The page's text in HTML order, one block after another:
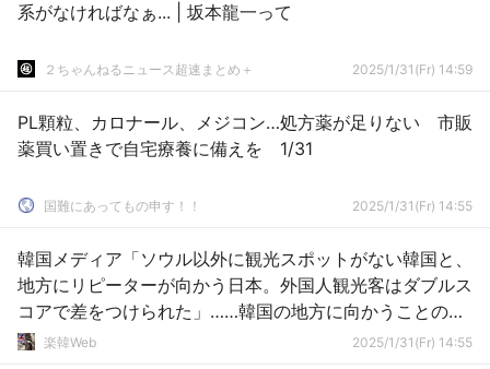
系がなければなぁ... | 坂本龍一って
２ちゃんねるニュース超速まとめ＋ 2025/1/31(Fr) 14:59
PL顆粒、カロナール、メジコン…処方薬が足りない 市販
薬買い置きで自宅療養に備えを 1/31
国難にあってもの申す！！ 2025/1/31(Fr) 14:55
韓国メディア「ソウル以外に観光スポットがない韓国と、
地方にリピーターが向かう日本。外国人観光客はダブルス
コアで差をつけられた」……韓国の地方に向かうことのハ
ードルの高さは半端じゃないですからね
楽韓Web 2025/1/31(Fr) 14:55